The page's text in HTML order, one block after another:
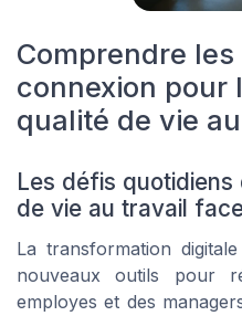
Comprendre
connexion pour
qualité de vie
Les défis
de vie au travail
La transformation
nouveaux outils pour
employes et des